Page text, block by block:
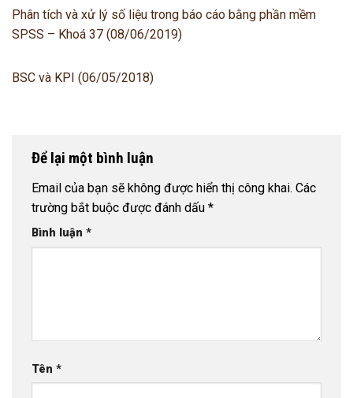
Phân tích và xử lý số liệu trong báo cáo bằng phần mềm
SPSS – Khoá 37 (08/06/2019)
BSC và KPI (06/05/2018)
Để lại một bình luận
Email của bạn sẽ không được hiển thị công khai. Các
trường bắt buộc được đánh dấu *
Bình luận *
Tên *